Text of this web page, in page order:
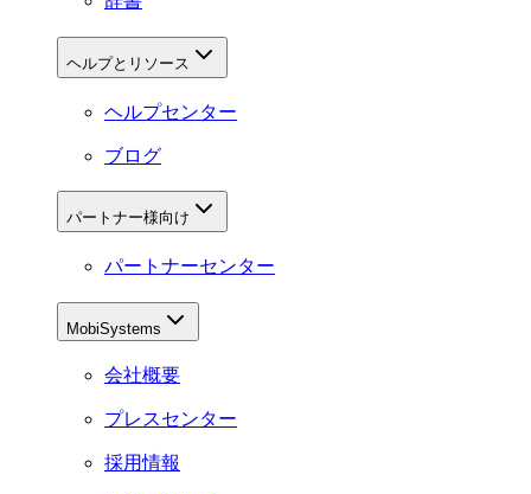
ヘルプとリソース
ヘルプセンター
ブログ
パートナー様向け
パートナーセンター
MobiSystems
会社概要
プレスセンター
採用情報